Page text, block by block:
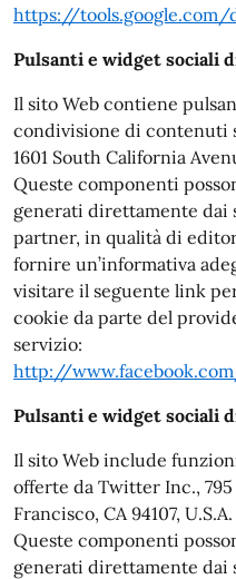
https://tools.google.com/
Pulsanti e widget sociali
Il sito Web contiene
condivisione di contenuti
1601 South California
Queste componenti
generati direttamente dai
partner, in qualità di
fornire un’informativa
visitare il seguente link
cookie da parte del
servizio:
http://
Pulsanti e widget sociali
Il sito Web include
offerte da Twitter Inc., 795
Francisco, CA 94107, U.S.A.
Queste componenti
generati direttamente dai